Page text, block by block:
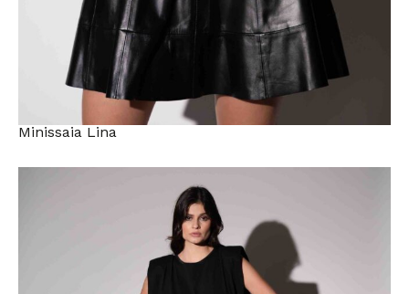
Minissaia Lina